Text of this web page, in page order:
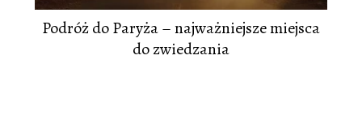
Podróż do Paryża – najważniejsze miejsca
do zwiedzania